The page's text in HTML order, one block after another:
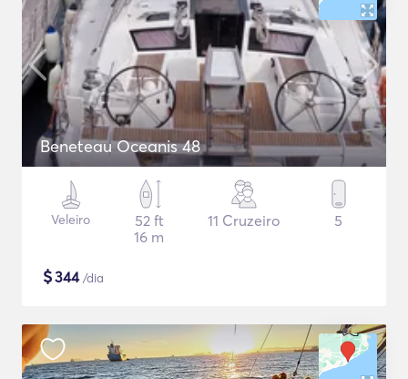
Beneteau Oceanis 48
Veleiro
52 ft
16 m
11 Cruzeiro 5
$344/dia